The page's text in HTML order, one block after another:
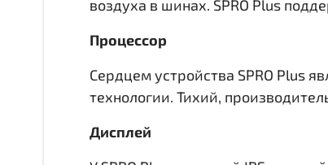
воздуха в шинах. SPRO Plus
Процессор
Сердцем устройства SPRO Plus
технологии. Тихий,
Дисплей